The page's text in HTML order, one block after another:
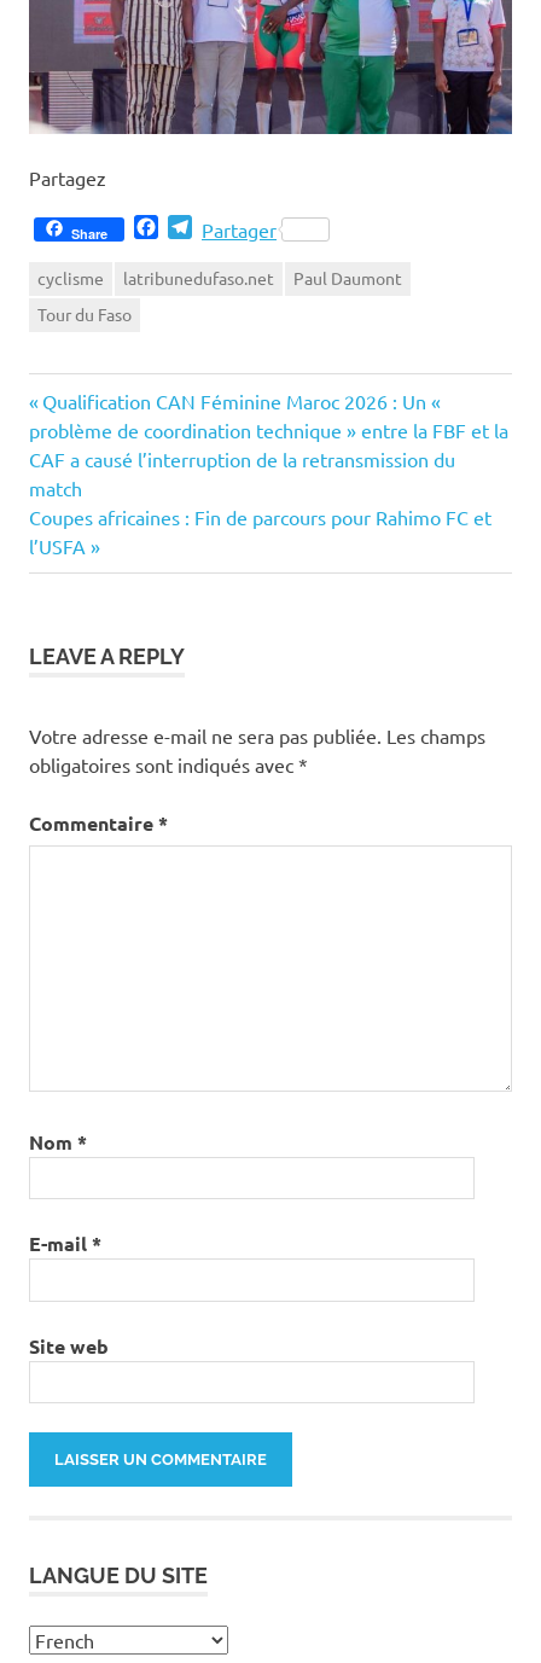
Partagez
Share FacebookTelegram
Partager
cyclisme latribunedufaso.net
Paul Daumont
Tour du Faso
Navigation
de
l’article
Previous
Post:
Qualification CAN Féminine Maroc 2026 : Un «
problème de coordination technique » entre la FBF et la
CAF a causé l’interruption de la retransmission du
match
Next
Post:
Coupes africaines : Fin de parcours pour Rahimo FC et
l’USFA
LEAVE A REPLY
Votre adresse e-mail ne sera pas publiée. Les champs
obligatoires sont indiqués avec *
Commentaire*
Nom *
E-mail*
Site web
LANGUE DU SITE